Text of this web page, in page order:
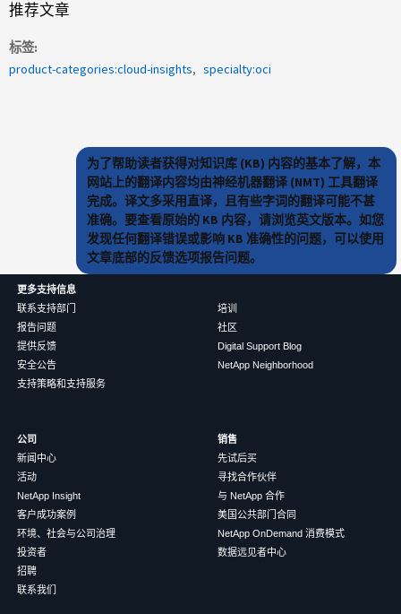
推荐文章
标签
product-categories:cloud-insights
specialty:oci
为了帮助读者获得对知识库 (KB) 内容的基本了解，本
网站上的翻译内容均由神经机器翻译 (NMT) 工具翻译
完成。译文多采用直译，且有些字词的翻译可能不甚
准确。要查看原始的 KB 内容，请浏览英文版本。如您
发现任何翻译错误或影响 KB 准确性的问题，可以使用
文章底部的反馈选项报告问题。
更多支持信息
联系支持部门
报告问题
提供反馈
安全公告
支持策略和支持服务
培训
社区
Digital Support Blog
NetApp Neighborhood
公司
新闻中心
活动
NetApp Insight
客户成功案例
环境、社会与公司治理
投资者
招聘
联系我们
销售
先试后买
寻找合作伙伴
与 NetApp 合作
美国公共部门合同
NetApp OnDemand 消费模式
数据远见者中心